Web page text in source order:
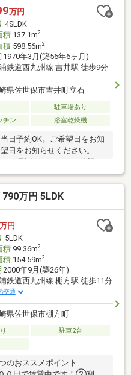
ターホン設置、火災警報器
ト】・本物件は条件に
万円
4SLDK
積137.1m2
積598.56m2
1970年3月(築56年6ヶ月)
鉄道西九州線 吉井駅 徒歩9分
県佐世保市吉井町立石
駐車場あり
チン 浴室乾燥機
日予約OK。ご希望日をお知
日をお知らせください。自
内外装リフォーム予定／平
上可能／閑静な住宅地【リ
漏り点検、未登記カーポー
フォーム（床や壁、水回り
リ防除工事施工後5年間保
や金融機関をご提案。住宅
万円 5LDK
万円
5LDK
積99.36m2
積154.59m2
2000年9月(築26年)
鉄道西九州線 棚方駅 徒歩11分
交通
県佐世保市棚方町
駐車2台
のおススメポイント